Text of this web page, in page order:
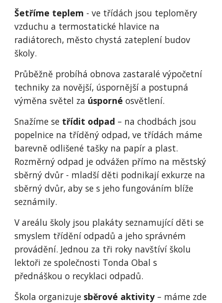
Šetříme teplem - ve třídách jsou teploměry
vzduchu a termostatické hlavice na
radiátorech, město chystá zateplení budov
školy.
Průběžně probíhá obnova zastaralé výpočetní
techniky za novější, úspornější a postupná
výměna světel za úsporné osvětlení.
Snažíme se třídit odpad – na chodbách jsou
popelnice na tříděný odpad, ve třídách máme
barevně odlišené tašky na papír a plast.
Rozměrný odpad je odvážen přímo na městský
sběrný dvůr - mladší děti podnikají exkurze na
sběrný dvůr, aby se s jeho fungováním blíže
seznámily.
V areálu školy jsou plakáty seznamující děti se
smyslem třídění odpadů a jeho správném
provádění. Jednou za tři roky navštíví školu
lektoři ze společnosti Tonda Obal s
přednáškou o recyklaci odpadů.
Škola organizujesběrové aktivity – máme zde